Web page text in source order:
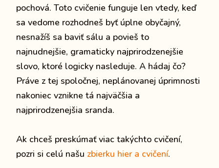
pochová. Toto cvičenie funguje len vtedy, keď
sa vedome rozhodneš byť úplne obyčajný,
nesnažíš sa baviť sálu a povieš to
najnudnejšie, gramaticky najprirodzenejšie
slovo, ktoré logicky nasleduje. A hádaj čo?
Práve z tej spoločnej, neplánovanej úprimnosti
nakoniec vznikne tá najväčšia a
najprirodzenejšia sranda.
Ak chceš preskúmať viac takýchto cvičení,
pozri si celú našu zbierku hier a cvičení.